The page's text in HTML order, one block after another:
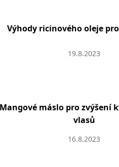
Výhody ricinového oleje
19.8.2023
Mangové máslo pro zvýšení
vlasů
16.8.2023